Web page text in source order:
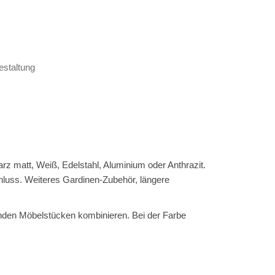
matt, Weiß, Edelstahl, Aluminium oder Anthrazit.
Weiteres Gardinen-Zubehör, längere
Möbelstücken kombinieren. Bei der Farbe